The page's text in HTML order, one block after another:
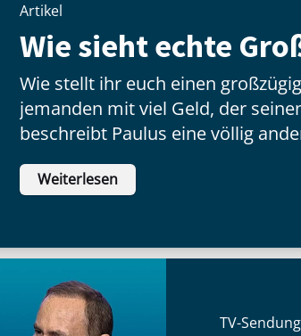
Artikel
Wie sieht echte
Wie stellt ihr euch einen
jemanden mit viel Geld, der
beschreibt Paulus eine völlig
hat wenig zu tun mit dem, was
inneren Haltung:
Weiterlesen
TV-Sendung